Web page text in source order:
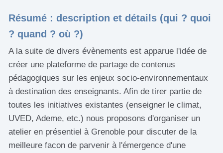
Résumé : description et détails (qui ? quoi
? quand ? où ?)
A la suite de divers évènements est apparue l'idée de
créer une plateforme de partage de contenus
pédagogiques sur les enjeux socio-environnementaux
à destination des enseignants. Afin de tirer partie de
toutes les initiatives existantes (enseigner le climat,
UVED, Ademe, etc.) nous proposons d'organiser un
atelier en présentiel à Grenoble pour discuter de la
meilleure facon de parvenir à l'émergence d'une